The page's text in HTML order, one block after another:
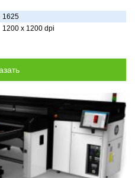
1625
1200 х 1200 dpi